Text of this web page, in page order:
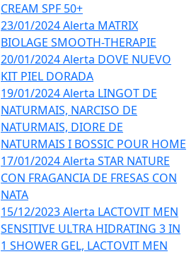
CREAM SPF 50+
23/01/2024 Alerta MATRIX
BIOLAGE SMOOTH-THERAPIE
20/01/2024 Alerta DOVE NUEVO
KIT PIEL DORADA
19/01/2024 Alerta LINGOT DE
NATURMAIS, NARCISO DE
NATURMAIS, DIORE DE
NATURMAIS I BOSSIC POUR HOME
17/01/2024 Alerta STAR NATURE
CON FRAGANCIA DE FRESAS CON
NATA
15/12/2023 Alerta LACTOVIT MEN
SENSITIVE ULTRA HIDRATING 3 IN
1 SHOWER GEL, LACTOVIT MEN